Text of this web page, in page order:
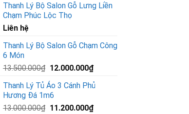
Thanh Lý Bộ Salon Gỗ Lưng Liền
Chạm Phúc Lộc Thọ
Liên hệ
Thanh Lý Bộ Salon Gỗ Chạm Công
6 Món
13.500.000₫ Giá
là:
13.500.000₫.
12.000.000₫Giá
tại
12.000.000₫.
Thanh Lý Tủ Áo 3 Cánh Phủ
Hương Đá 1m6
13.000.000₫ Giá
11.200.000₫Giá